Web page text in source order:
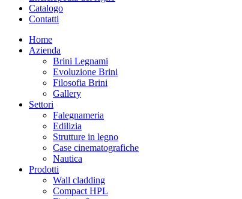
Catalogo
Contatti
Home
Azienda
Brini Legnami
Evoluzione Brini
Filosofia Brini
Gallery
Settori
Falegnameria
Edilizia
Strutture in legno
Case cinematografiche
Nautica
Prodotti
Wall cladding
Compact HPL